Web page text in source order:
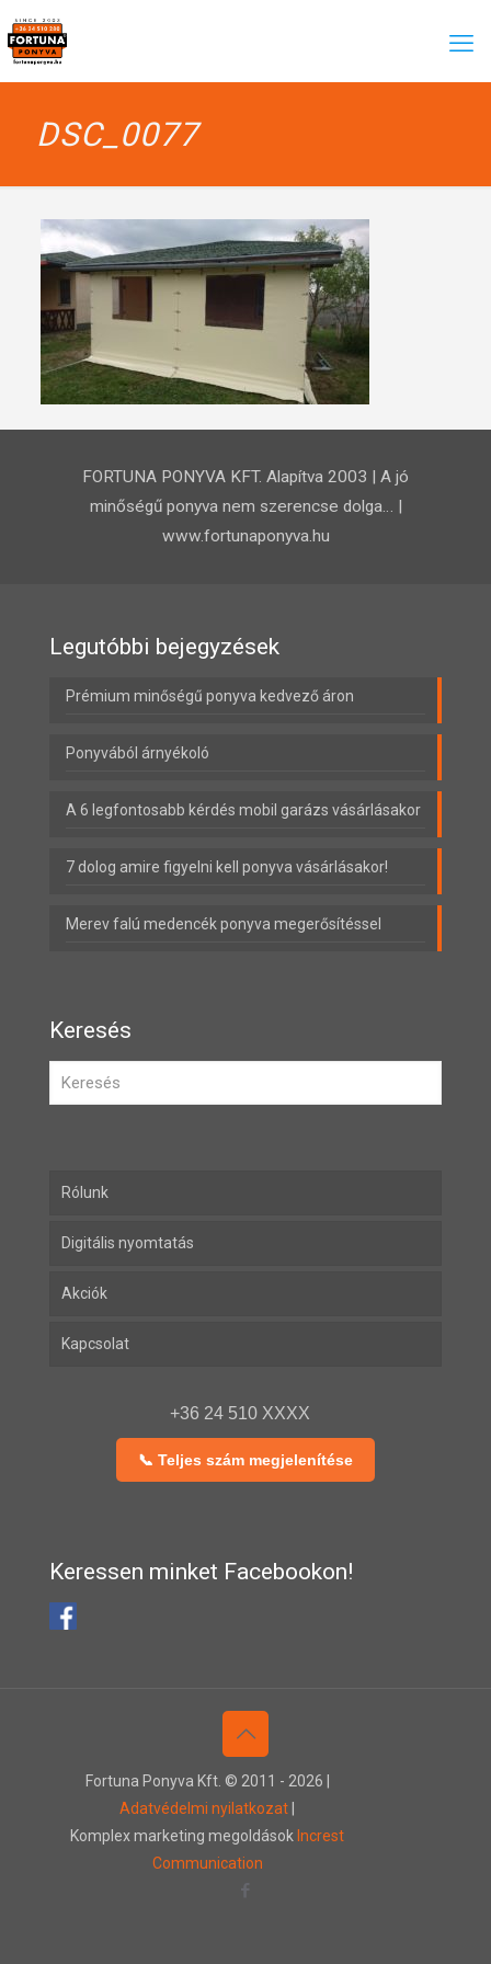
DSC_0077
FORTUNA PONYVA KFT. Alapítva 2003 | A jó
minőségű ponyva nem szerencse dolga… |
www.fortunaponyva.hu
Legutóbbi bejegyzések
Prémium minőségű ponyva kedvező áron
Ponyvából árnyékoló
A 6 legfontosabb kérdés mobil garázs vásárlásakor
7 dolog amire figyelni kell ponyva vásárlásakor!
Merev falú medencék ponyva megerősítéssel
Keresés
Rólunk
Digitális nyomtatás
Akciók
Kapcsolat
+36 24 510 XXXX
📞 Teljes szám megjelenítése
Keressen minket Facebookon!
Fortuna Ponyva Kft. © 2011 - 2026 |
Adatvédelmi nyilatkozat
Komplex marketing megoldások Increst
Communication